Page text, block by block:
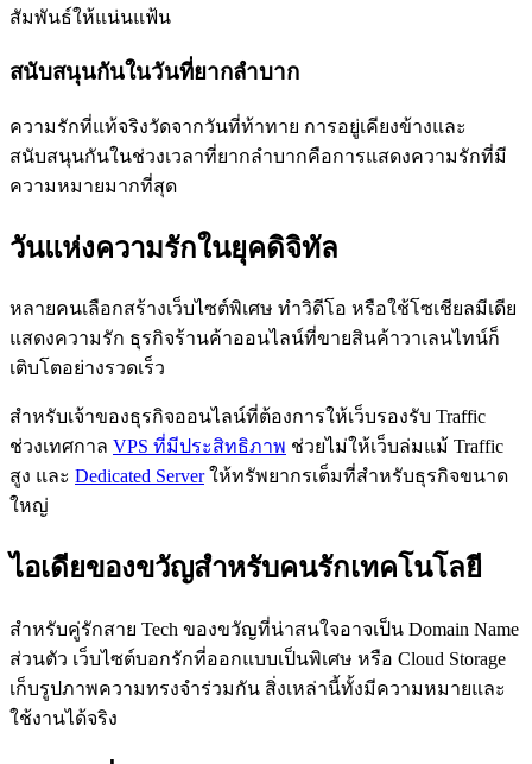
สัมพันธ์ให้แน่นแฟ้น
สนับสนุนกันในวันที่ยากลำบาก
ความรักที่แท้จริงวัดจากวันที่ท้าทาย การอยู่เคียงข้างและ
สนับสนุนกันในช่วงเวลาที่ยากลำบากคือการแสดงความรักที่มี
ความหมายมากที่สุด
วันแห่งความรักในยุคดิจิทัล
หลายคนเลือกสร้างเว็บไซต์พิเศษ ทำวิดีโอ หรือใช้โซเชียลมีเดีย
แสดงความรัก ธุรกิจร้านค้าออนไลน์ที่ขายสินค้าวาเลนไทน์ก็
เติบโตอย่างรวดเร็ว
สำหรับเจ้าของธุรกิจออนไลน์ที่ต้องการให้เว็บรองรับ Traffic
ช่วงเทศกาล VPS ที่มีประสิทธิภาพ ช่วยไม่ให้เว็บล่มแม้ Traffic
สูง และ Dedicated Serverให้ทรัพยากรเต็มที่สำหรับธุรกิจขนาด
ใหญ่
ไอเดียของขวัญสำหรับคนรักเทคโนโลยี
สำหรับคู่รักสาย Tech ของขวัญที่น่าสนใจอาจเป็น Domain Name
ส่วนตัว เว็บไซต์บอกรักที่ออกแบบเป็นพิเศษ หรือ Cloud Storage
เก็บรูปภาพความทรงจำร่วมกัน สิ่งเหล่านี้ทั้งมีความหมายและ
ใช้งานได้จริง